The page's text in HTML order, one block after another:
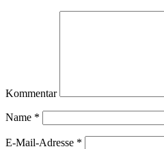
Kommentar
Name *
E-Mail-Adresse *